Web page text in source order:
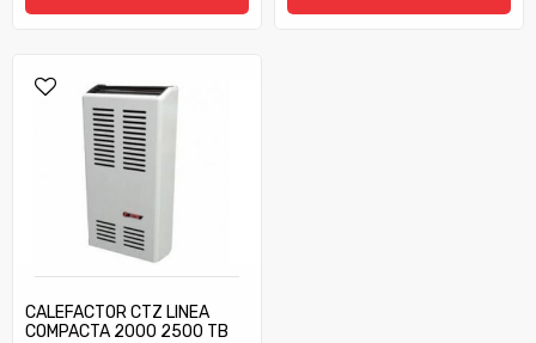
CALEFACTOR CTZ LINEA
COMPACTA 2000 2500 TB